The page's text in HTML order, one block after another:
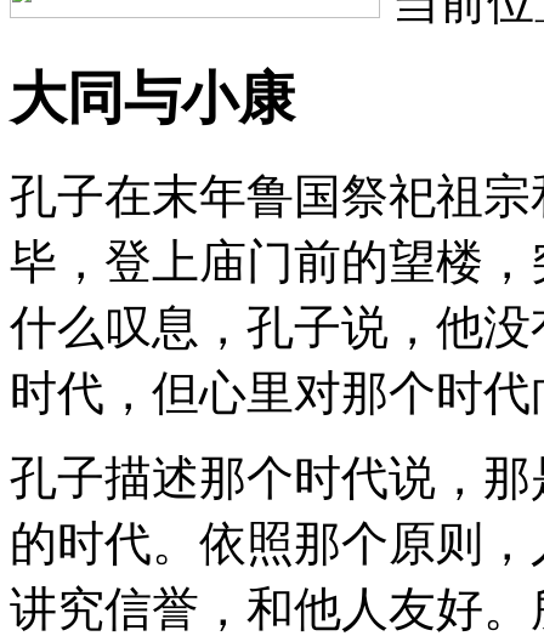
大同与小康
孔子在末年鲁国祭祀祖
毕，登上庙门前的望楼
什么叹息，孔子说，他
时代，但心里对那个时
孔子描述那个时代说，
的时代。依照那个原则
讲究信誉，和他人友好